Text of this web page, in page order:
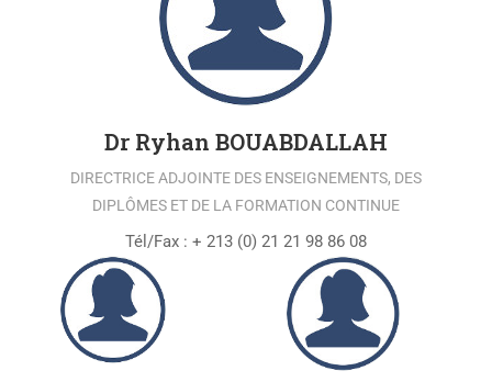
Dr Ryhan BOUABDALLAH
DIRECTRICE ADJOINTE DES ENSEIGNEMENTS, DES
DIPLÔMES ET DE LA FORMATION CONTINUE
Tél/Fax : + 213 (0) 21 21 98 86 08